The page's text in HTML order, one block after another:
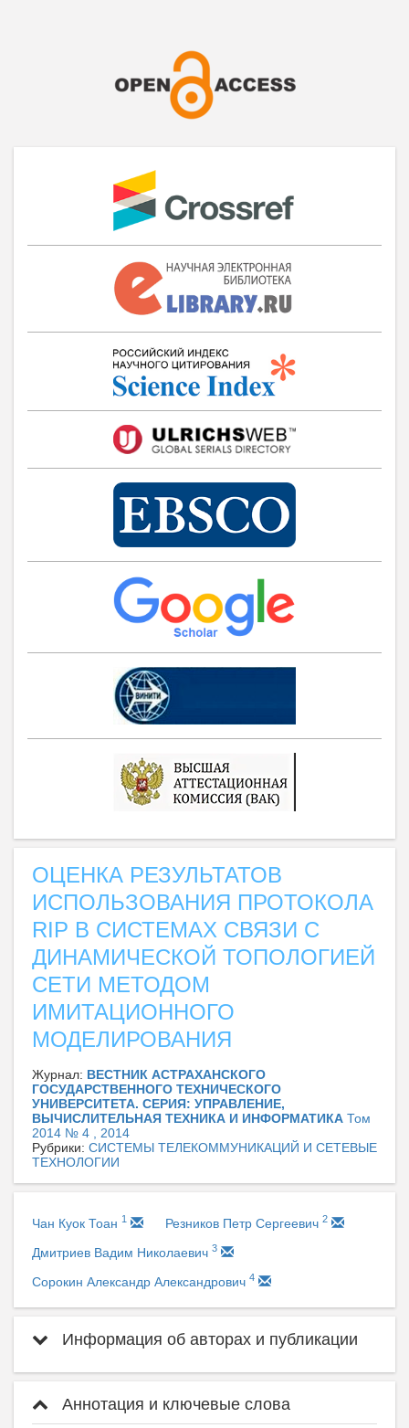
ОЦЕНКА РЕЗУЛЬТАТОВ
ИСПОЛЬЗОВАНИЯ ПРОТОКОЛА
RIP В СИСТЕМАХ СВЯЗИ С
ДИНАМИЧЕСКОЙ ТОПОЛОГИЕЙ
СЕТИ МЕТОДОМ
ИМИТАЦИОННОГО
МОДЕЛИРОВАНИЯ
Журнал: ВЕСТНИК АСТРАХАНСКОГО
ГОСУДАРСТВЕННОГО ТЕХНИЧЕСКОГО
УНИВЕРСИТЕТА. СЕРИЯ: УПРАВЛЕНИЕ,
ВЫЧИСЛИТЕЛЬНАЯ ТЕХНИКА И ИНФОРМАТИКА Том
2014 № 4 , 2014
Рубрики: СИСТЕМЫ ТЕЛЕКОММУНИКАЦИЙ И СЕТЕВЫЕ
ТЕХНОЛОГИИ
Чан Куок Тоан 1 Резников Петр Сергеевич 2
Дмитриев Вадим Николаевич 3
Сорокин Александр Александрович 4
Информация об авторах и публикации
Аннотация и ключевые слова